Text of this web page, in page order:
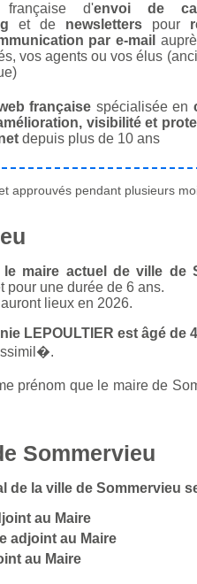
française d'envoi de
et de newsletterspour
par e-mail
vos agents ou vos élus
française spécialisée en
visibilité et
depuis plus de 10 ans
approuvés pendant plusieurs
le maire actuel de ville de
pour une durée de 6 ans.
lieux en 2026.
LEPOULTIER est âgé de
prénom que le maire de
Sommervieu
de la ville de Sommervieu
au Maire
adjoint au Maire
au Maire